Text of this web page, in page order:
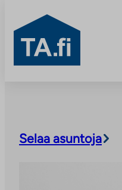
TA.fi
Selaa asuntoja